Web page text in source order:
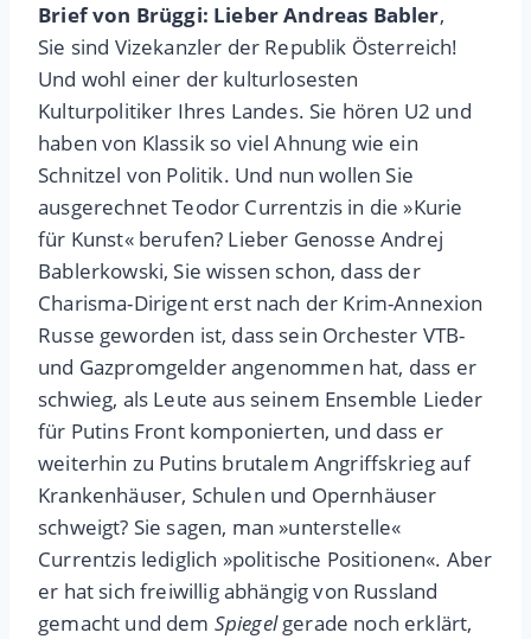
Brief von Brüggi: Lieber Andreas Babler,
Sie sind Vizekanzler der Republik Österreich!
Und wohl einer der kulturlosesten
Kulturpolitiker Ihres Landes. Sie hören U2 und
haben von Klassik so viel Ahnung wie ein
Schnitzel von Politik. Und nun wollen Sie
ausgerechnet Teodor Currentzis in die »Kurie
für Kunst« berufen? Lieber Genosse Andrej
Bablerkowski, Sie wissen schon, dass der
Charisma-Dirigent erst nach der Krim-Annexion
Russe geworden ist, dass sein Orchester VTB-
und Gazpromgelder angenommen hat, dass er
schwieg, als Leute aus seinem Ensemble Lieder
für Putins Front komponierten, und dass er
weiterhin zu Putins brutalem Angriffskrieg auf
Krankenhäuser, Schulen und Opernhäuser
schweigt? Sie sagen, man »unterstelle«
Currentzis lediglich »politische Positionen«. Aber
er hat sich freiwillig abhängig von Russland
gemacht und dem Spiegelgerade noch erklärt,